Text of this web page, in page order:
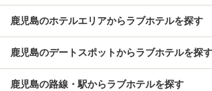
鹿児島のホテルエリアからラブホテルを探す
鹿児島のデートスポットからラブホテルを探す
鹿児島の路線・駅からラブホテルを探す